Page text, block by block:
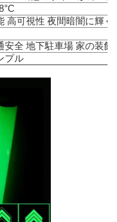
高可視性 夜間暗闇に輝く
安全 地下駐車場 家の装飾
プル